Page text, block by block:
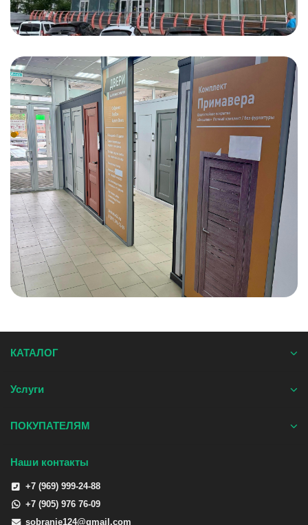
КАТАЛОГ
Услуги
ПОКУПАТЕЛЯМ
Наши контакты
+7 (969) 999-24-88
+7 (905) 976 76-09
sobranie124@gmail.com